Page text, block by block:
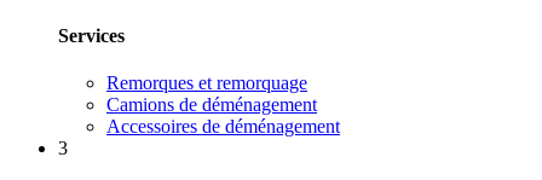
Services
Remorques et remorquage
Camions de déménagement
Accessoires de déménagement
3